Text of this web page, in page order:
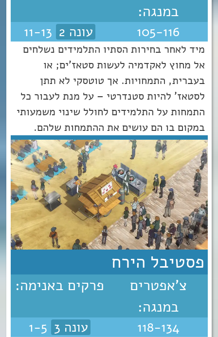
במנגה:
105-116 עונה 2
מיד לאחר בחירות הסתיו התלמידים נשלחים
אל מחוץ לאקדמיה לעשות סטאז’ים; או
בעברית, התמחויות. אך טוטסקי לא תתן
לסטאז' להיות סטנדרטי – על מנת לעבור כל
התמחות על התלמידים לחולל שינוי משמעותי
במקום בו הם עושים את ההתמחות שלהם.
פסטיבל הירח
צ'אפטרים
במנגה:
118-134
פרקים באנימה:
עונה 3